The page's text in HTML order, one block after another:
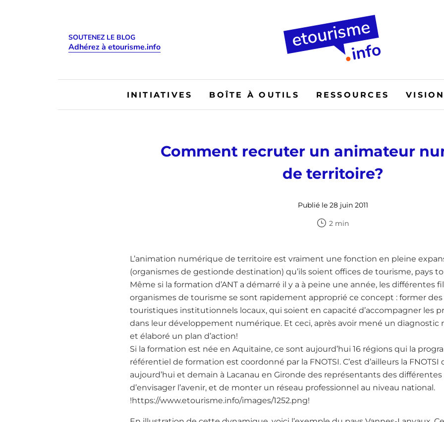
SOUTENEZ LE BLOG
Adhérez à etourisme.info
INITIATIVES BOÎTE À OUTILS RESSOURCES
Comment recruter un animateur
de territoire?
Publié le 28 juin 2011
2 min
L’animation numérique de territoire est vraiment une fonction en pleine
(organismes de gestionde destination) qu’ils soient offices de tourisme, pays
Même si la formation d’ANT a démarré il y a à peine une année, les différentes
organismes de tourisme se sont rapidement approprié ce concept : former des
touristiques institutionnels locaux, qui soient en capacité d’accompagner les
dans leur développement numérique. Et ceci, après avoir mené un
et élaboré un plan d’action!
Si la formation est née en Aquitaine, ce sont aujourd’hui 16 régions qui la
référentiel de formation est coordonné par la FNOTSI. C’est d’ailleurs la
aujourd’hui et demain à Lacanau en Gironde des représentants des différentes
d’envisager l’avenir, et de monter un réseau professionnel au niveau national.
!https://www.etourisme.info/images/1252.png!